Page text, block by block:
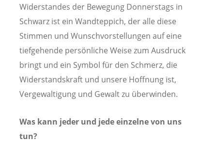
Widerstandes der Bewegung Donnerstags in
Schwarz ist ein Wandteppich, der alle diese
Stimmen und Wunschvorstellungen auf eine
tiefgehende persönliche Weise zum Ausdruck
bringt und ein Symbol für den Schmerz, die
Widerstandskraft und unsere Hoffnung ist,
Vergewaltigung und Gewalt zu überwinden.
Was kann jeder und jede einzelne von uns
tun?